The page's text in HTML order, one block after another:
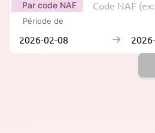
Par code NAF
Période de
→